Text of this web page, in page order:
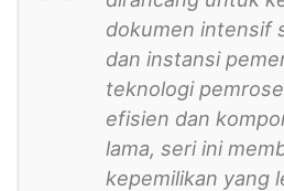
dokumen intensif
dan instansi
teknologi
efisien dan
lama, seri ini
kepemilikan yang